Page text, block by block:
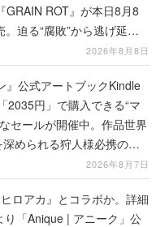
GRAIN ROT』が本日8月8
迫る“腐敗”から逃げ延
2026年8月8日
』公式アートブックKindle
2035円」で購入できる“マ
セールが開催中。作品世界
深められる狩人様必携の一
2026年8月7日
ヒロアカ』とコラボか。詳細
り「Anique | アニーク」公